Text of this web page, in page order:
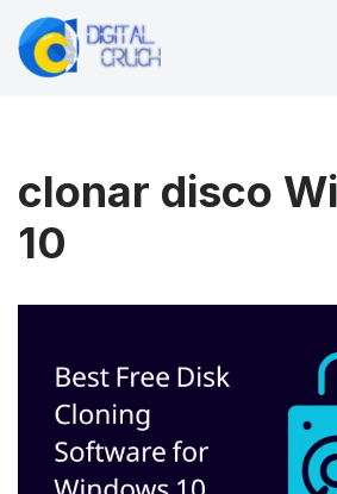
Pular
clonar disco
10